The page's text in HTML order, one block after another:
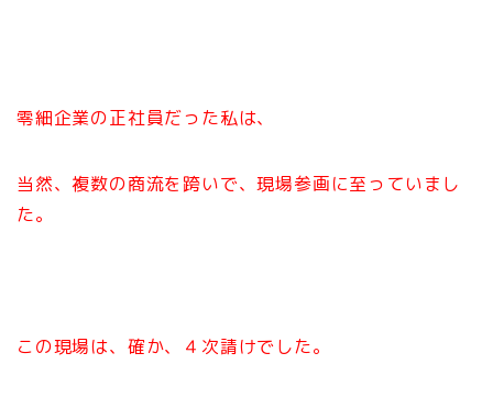
零細企業の正社員だった私は、
当然、複数の商流を跨いで、現場参画に至っていまし
た。
この現場は、確か、４次請けでした。